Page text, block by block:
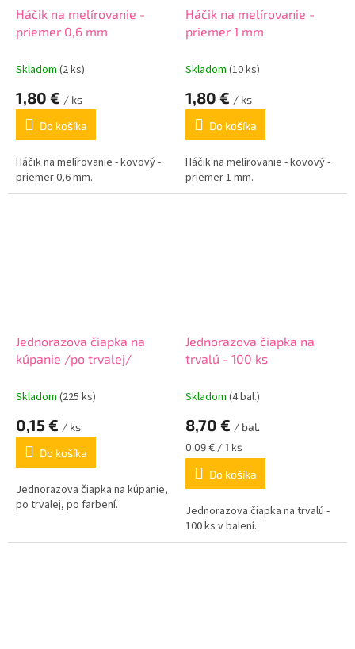
Háčik na melírovanie -
priemer 0,6 mm
Skladom (2 ks)
1,80 € / ks
Do košíka
Háčik na melírovanie - kovový -
priemer 0,6 mm.
Háčik na melírovanie -
priemer 1 mm
Skladom (10 ks)
1,80 € / ks
Do košíka
Háčik na melírovanie - kovový -
priemer 1 mm.
Jednorazova čiapka na
kúpanie /po trvalej/
Skladom (225 ks)
0,15 € / ks
Do košíka
Jednorazova čiapka na kúpanie,
po trvalej, po farbení.
Jednorazova čiapka na
trvalú - 100 ks
Skladom (4 bal.)
8,70 € / bal.
Jednotková
cena:
0,09 € / 1 ks
Do košíka
Jednorazova čiapka na trvalú -
100 ks v balení.